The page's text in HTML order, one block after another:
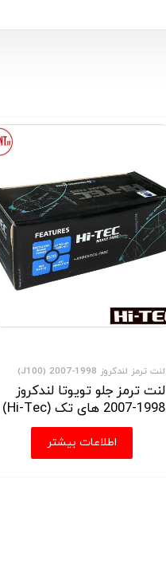
لنت ترمز لندکروز 1998-2007 (J100)
لنت ترمز جلو تویوتا لندکروز
1998-2007 های تک (Hi-Tec)
اطلاعات بیشتر